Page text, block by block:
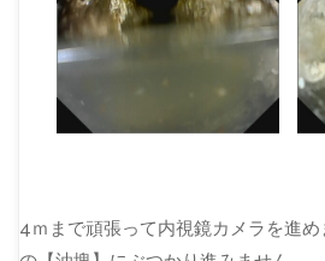
4ｍまで頑張って内視鏡カメラを進